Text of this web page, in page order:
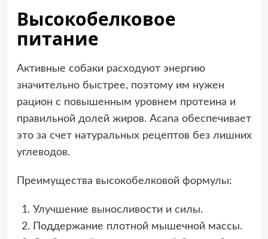
Высокобелковое
питание
Активные собаки расходуют энергию
значительно быстрее, поэтому им нужен
рацион с повышенным уровнем протеина и
правильной долей жиров. Acana обеспечивает
это за счет натуральных рецептов без лишних
углеводов.
Преимущества высокобелковой формулы:
Улучшение выносливости и силы.
Поддержание плотной мышечной массы.